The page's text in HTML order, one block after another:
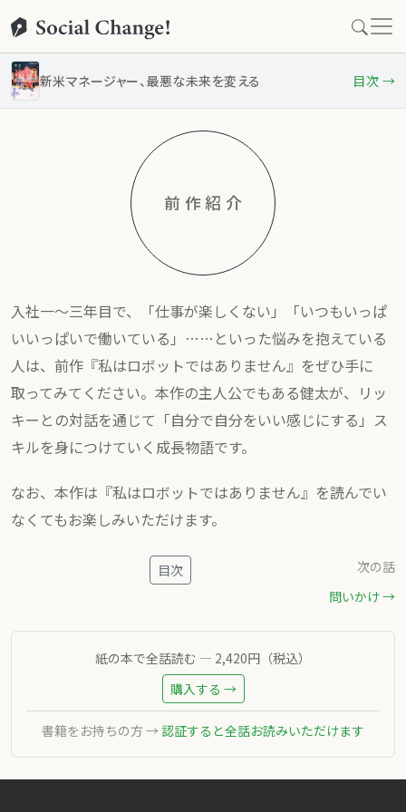
新米マネージャー、最悪な未来を変える 目次 →
前作紹介
入社一〜三年目で、「仕事が楽しくない」「いつもいっぱ
いいっぱいで働いている」……といった悩みを抱えている
人は、前作『私はロボットではありません』をぜひ手に
取ってみてください。本作の主人公でもある健太が、リッ
キーとの対話を通じて「自分で自分をいい感じにする」ス
キルを身につけていく成長物語です。
なお、本作は『私はロボットではありません』を読んでい
なくてもお楽しみいただけます。
目次
次の話
問いかけ →
紙の本で全話読む — 2,420円（税込）
購入する →
書籍をお持ちの方 → 認証すると全話お読みいただけます